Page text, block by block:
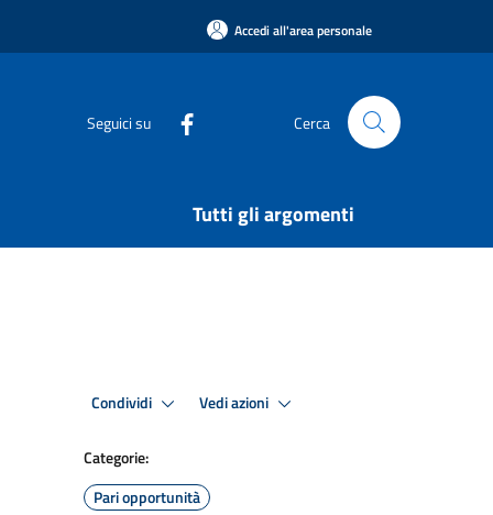
Accedi all'area personale
Seguici su Cerca
Tutti gli argomenti
Condividi Vedi azioni
Categorie:
Pari opportunità